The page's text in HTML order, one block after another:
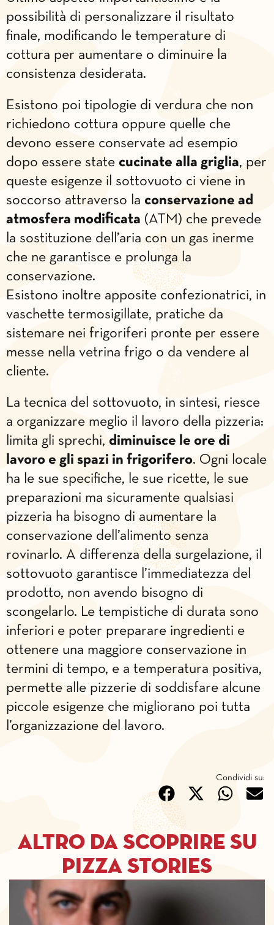
possibilità di personalizzare il risultato
finale, modificando le temperature di
cottura per aumentare o diminuire la
consistenza desiderata.
Esistono poi tipologie di verdura che non
richiedono cottura oppure quelle che
devono essere conservate ad esempio
dopo essere state cucinate alla griglia, per
queste esigenze il sottovuoto ci viene in
soccorso attraverso la conservazione ad
atmosfera modificata (ATM) che prevede
la sostituzione dell’aria con un gas inerme
che ne garantisce e prolunga la
conservazione.
Esistono inoltre apposite confezionatrici, in
vaschette termosigillate, pratiche da
sistemare nei frigoriferi pronte per essere
messe nella vetrina frigo o da vendere al
cliente.
La tecnica del sottovuoto, in sintesi, riesce
a organizzare meglio il lavoro della pizzeria:
limita gli sprechi, diminuisce le ore di
lavoro e gli spazi in frigorifero. Ogni locale
ha le sue specifiche, le sue ricette, le sue
preparazioni ma sicuramente qualsiasi
pizzeria ha bisogno di aumentare la
conservazione dell’alimento senza
rovinarlo. A differenza della surgelazione, il
sottovuoto garantisce l’immediatezza del
prodotto, non avendo bisogno di
scongelarlo. Le tempistiche di durata sono
inferiori e poter preparare ingredienti e
ottenere una maggiore conservazione in
termini di tempo, e a temperatura positiva,
permette alle pizzerie di soddisfare alcune
piccole esigenze che migliorano poi tutta
l’organizzazione del lavoro.
Condividi su:
Altro da scoprire su
pizza stories